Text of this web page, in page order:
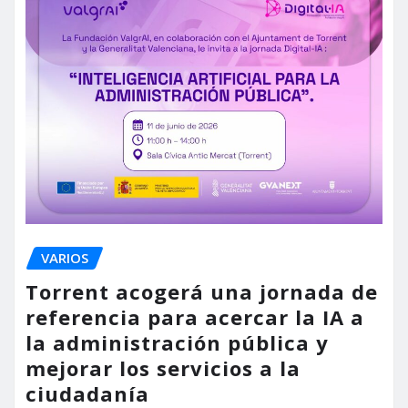
VARIOS
Torrent acogerá una jornada de
referencia para acercar la IA a
la administración pública y
mejorar los servicios a la
ciudadanía